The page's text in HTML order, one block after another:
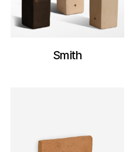
Smith